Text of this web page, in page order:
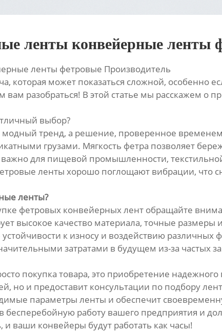
ленты конвейерные ленты
ленты фетровые Производитель
которая может показаться сложной, особенно
разобраться! В этой статье мы расскажем о
выбор?
тренд, а решение, проверенное
грузами. Мягкость фетра позволяет
для пищевой промышленности,
ленты хорошо поглощают вибрации, что
ленты?
фетровых конвейерных лент обращайте
высокое качество материала, точные размеры
к износу и воздействию
затратами в будущем из-за частых
покупка товара, это приобретение
но и предоставит консультации по подбору
параметры ленты и обеспечит
работу вашего предприятия и
ваши конвейеры будут работать как часы!